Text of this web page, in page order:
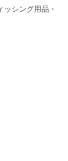
シング用品・